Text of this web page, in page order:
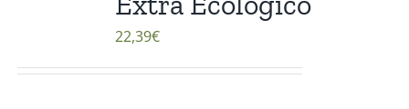
22,39€